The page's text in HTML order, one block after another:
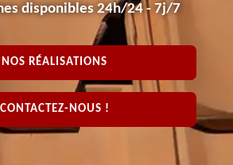
disponibles 24h/24 - 7j/7
NOS RÉALISATIONS
CONTACTEZ-NOUS !